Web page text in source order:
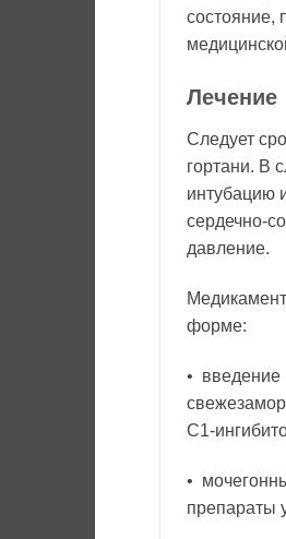
состояние,
Лечение
Следует
гортани. В
интубацию
сердечно-
давление.
форме:
• введение
С1-
•
препараты